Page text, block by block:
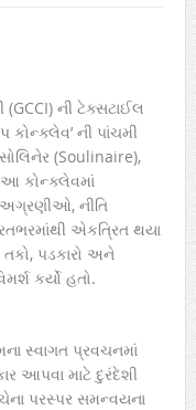
ની ટેક્સટાઈલ
કોન્ક્લેવ’ ની પાંચમી
(Soulinaire),
આ કોન્ક્લેવમાં
અગ્રણીઓ, નીતિ
એકત્રિત થયા
પડકારો અને
કર્યો હતો.
સ્વાગત પ્રવચનમાં
આપવા માટે દુરંદેશી
પરસ્પર સમન્વયના